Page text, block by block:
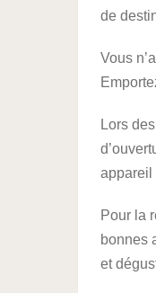
de
Vous
Lors
appareil
Pour la
bonnes
et